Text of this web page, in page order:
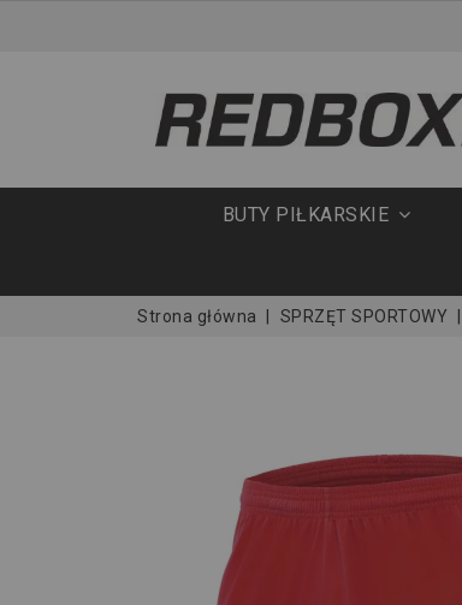
BUTY PIŁKARSKIE
Strona główna SPRZĘT SPORTOWY